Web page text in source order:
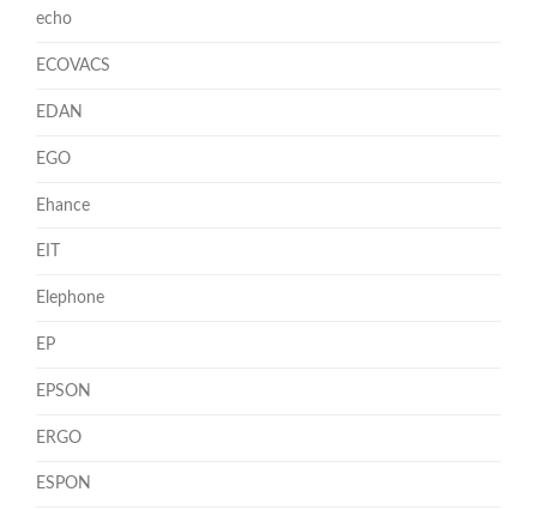
echo
ECOVACS
EDAN
EGO
Ehance
EIT
Elephone
EP
EPSON
ERGO
ESPON